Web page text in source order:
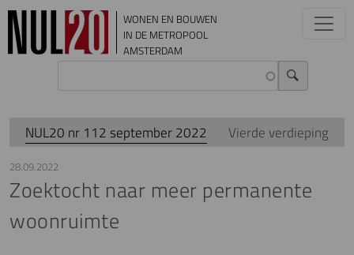
Overslaan en naar de inhoud gaan
WONEN EN BOUWEN
IN DE METROPOOL
AMSTERDAM
NUL20 nr 112 september 2022 Vierde verdieping
28.09.2022
Zoektocht naar meer permanente
woonruimte